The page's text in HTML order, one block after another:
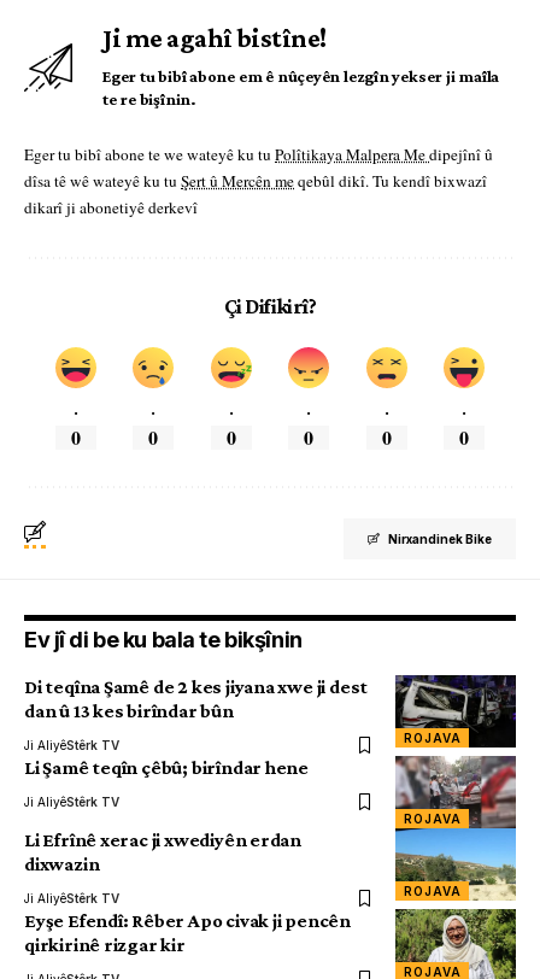
Ji me agahî bistîne!
Eger tu bibî abone em ê nûçeyên lezgîn yekser ji maîla
te re bişînin.
Eger tu bibî abone te we wateyê ku tu Polîtikaya Malpera Medipejînî û
dîsa tê wê wateyê ku tu Şert û Mercên meqebûl dikî. Tu kendî bixwazî
dikarî ji abonetiyê derkevî
Çi Difikirî?
.
0
.
0
.
0
.
0
.
0
.
0
Nirxandinek Bike
Ev jî di be ku bala te bikşînin
ROJAVA
Di teqîna Şamê de 2 kes jiyana xwe ji dest
dan û 13 kes birîndar bûn
Ji AliyêStêrk TV
ROJAVA
Li Şamê teqîn çêbû; birîndar hene
Ji AliyêStêrk TV
ROJAVA
Li Efrînê xerac ji xwediyên erdan
dixwazin
Ji AliyêStêrk TV
ROJAVA
Eyşe Efendî: Rêber Apo civak ji pencên
qirkirinê rizgar kir